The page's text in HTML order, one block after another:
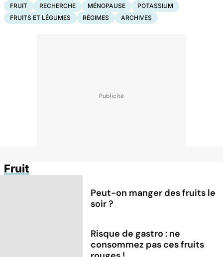
FRUIT RECHERCHE MÉNOPAUSE
POTASSIUM
FRUITS ET LÉGUMES
RÉGIMES ARCHIVES
Fruit
Peut-on manger des fruits le
soir ?
Risque de gastro : ne
consommez pas ces fruits